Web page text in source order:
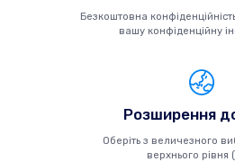
Безкоштовна
вашу конфіденційну
Розширення
Оберіть з величезного
верхнього рівня